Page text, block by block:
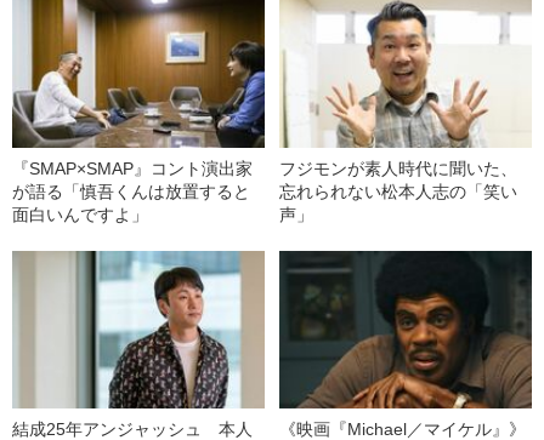
『SMAP×SMAP』コント演出家
が語る「慎吾くんは放置すると
面白いんですよ」
フジモンが素人時代に聞いた、
忘れられない松本人志の「笑い
声」
結成25年アンジャッシュ 本人
《映画『Michael／マイケル』》